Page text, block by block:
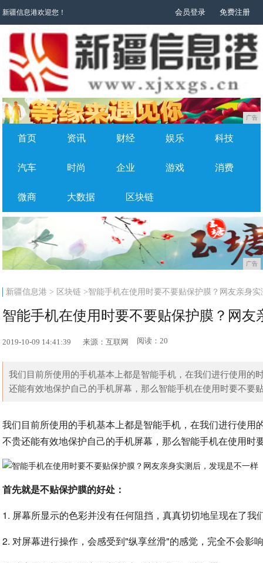
新疆信息港欢迎您！ 会员登录 免费注册
广告
首页 资讯 财经 娱乐 科技
汽车 时尚 企业 游戏 消费
微商 大数据 区块链
广告
新疆信息港 > 区块链 >智能手机在使用时要不要贴保护膜？网友亲身
智能手机在使用时要不要贴保护膜？网
2019-10-09 14:41:39 来源：互联网 阅读：20
我们目前所使用的手机基本上都是智能手机，在我们进行使用
还能有效地保护自己的手机屏幕，那么智能手机在使用时要不要
我们目前所使用的手机基本上都是智能手机，在我们进行使
不贵还能有效地保护自己的手机屏幕，那么智能手机在使用
首先就是不贴保护膜的好处：
1. 屏幕所显示的色彩并没有任何阻挡，真真切切地呈现在了我
2. 对屏幕进行操作，会感受到"纵享丝滑"的感觉，完全不会影